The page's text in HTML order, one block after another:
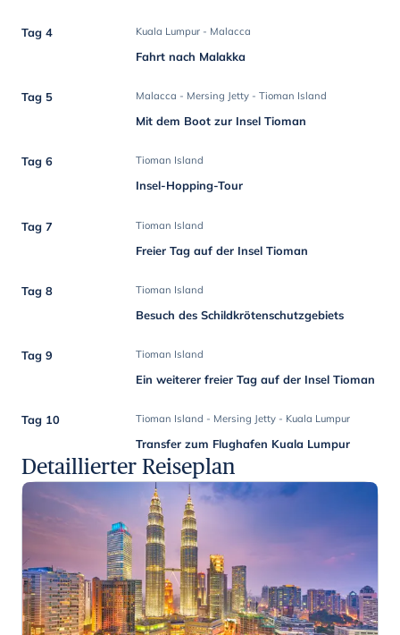
Tag 4 Kuala Lumpur - Malacca
Fahrt nach Malakka
Tag 5 Malacca - Mersing Jetty - Tioman Island
Mit dem Boot zur Insel Tioman
Tag 6 Tioman Island
Insel-Hopping-Tour
Tag 7 Tioman Island
Freier Tag auf der Insel Tioman
Tag 8 Tioman Island
Besuch des Schildkrötenschutzgebiets
Tag 9 Tioman Island
Ein weiterer freier Tag auf der Insel Tioman
Tag 10 Tioman Island - Mersing Jetty - Kuala Lumpur
Transfer zum Flughafen Kuala Lumpur
Detaillierter Reiseplan